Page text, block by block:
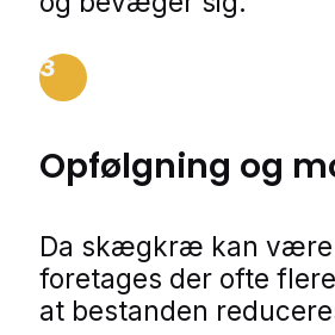
3
Opfølgning og
Da skægkræ kan være
foretages der ofte
at bestanden